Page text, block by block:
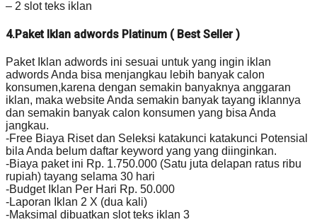
– 2 slot teks iklan
4.Paket Iklan adwords Platinum ( Best Seller )
Paket Iklan adwords ini sesuai untuk yang ingin iklan
adwords Anda bisa menjangkau lebih banyak calon
konsumen,karena dengan semakin banyaknya anggaran
iklan, maka website Anda semakin banyak tayang iklannya
dan semakin banyak calon konsumen yang bisa Anda
jangkau.
-Free Biaya Riset dan Seleksi katakunci katakunci Potensial
bila Anda belum daftar keyword yang yang diinginkan.
-Biaya paket ini Rp. 1.750.000 (Satu juta delapan ratus ribu
rupiah) tayang selama 30 hari
-Budget Iklan Per Hari Rp. 50.000
-Laporan Iklan 2 X (dua kali)
-Maksimal dibuatkan slot teks iklan 3